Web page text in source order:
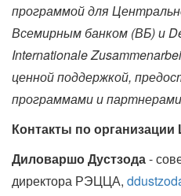
программой для
Всемирным банком (ВБ) и
Internationale
ценной поддержкой,
программами и
Контакты по
Диловаршо Дустзода-
директора РЭЦЦА,